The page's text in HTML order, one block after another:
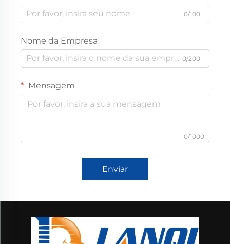
0/100
Nome da Empresa
0/200
Mensagem
0/1000
Enviar